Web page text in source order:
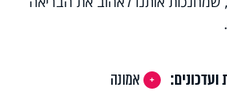
ועדכונים: אמונה